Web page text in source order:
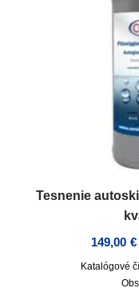
Tesnenie
149,00 €
Katalógové